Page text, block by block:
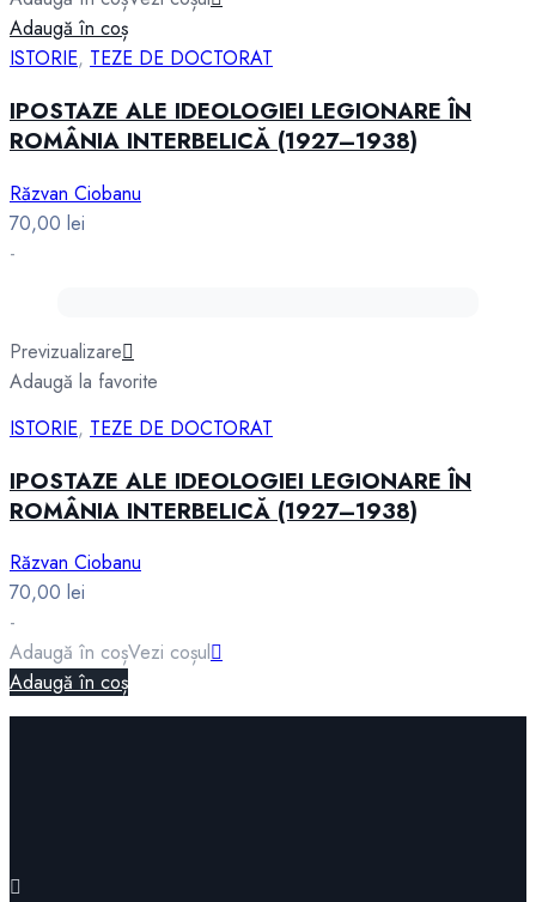
Adaugă în coș
ISTORIE, TEZE DE DOCTORAT
IPOSTAZE ALE IDEOLOGIEI LEGIONARE ÎN
ROMÂNIA INTERBELICĂ (1927–1938)
Răzvan Ciobanu
70,00 lei
-
Previzualizare
Adaugă la favorite
ISTORIE, TEZE DE DOCTORAT
IPOSTAZE ALE IDEOLOGIEI LEGIONARE ÎN
ROMÂNIA INTERBELICĂ (1927–1938)
Răzvan Ciobanu
70,00 lei
-
Adaugă în coșVezi coșul
Adaugă în coș